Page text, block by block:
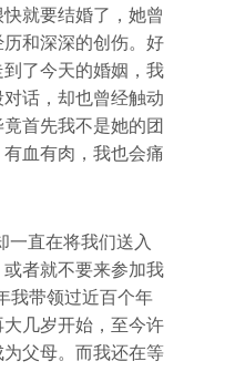
就要结婚了，她曾
和深深的创伤。好
了今天的婚姻，我
话，却也曾经触动
首先我不是她的团
血有肉，我也会痛
一直在将我们送入
者就不要来参加我
我带领过近百个年
几岁开始，至今许
父母。而我还在等